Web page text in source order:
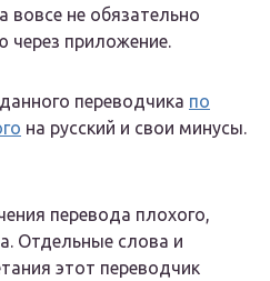
вовсе не обязательно
через приложение.
переводчика по
на русский и свои минусы.
перевода плохого,
Отдельные слова и
этот переводчик